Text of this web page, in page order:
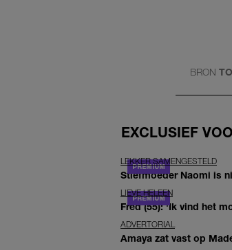
BRON
EXCLUSIEF
LEKKER SAMENGESTELD
Stiefmoeder Naomi is
LIEVE HELEEN
Fred (55): 'Ik vind het
ADVERTORIAL
Amaya zat vast op